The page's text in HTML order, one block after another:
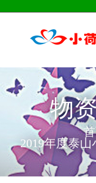
物
2019年度泰